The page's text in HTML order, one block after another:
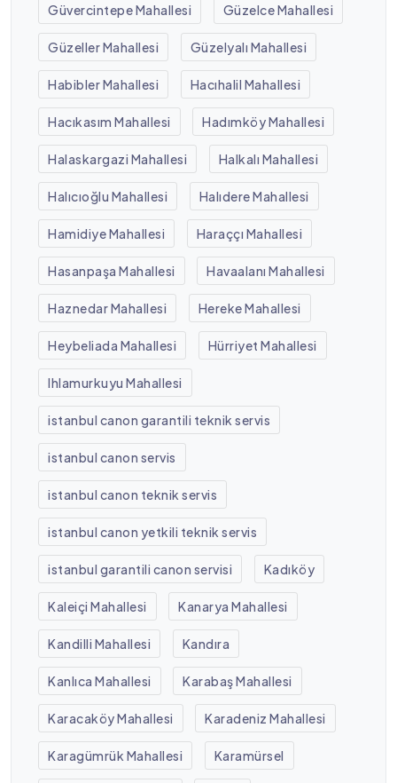
Güvercintepe Mahallesi Güzelce Mahallesi
Güzeller Mahallesi Güzelyalı Mahallesi
Habibler Mahallesi Hacıhalil Mahallesi
Hacıkasım Mahallesi Hadımköy Mahallesi
Halaskargazi Mahallesi Halkalı Mahallesi
Halıcıoğlu Mahallesi Halıdere Mahallesi
Hamidiye Mahallesi Haraççı Mahallesi
Hasanpaşa Mahallesi Havaalanı Mahallesi
Haznedar Mahallesi Hereke Mahallesi
Heybeliada Mahallesi Hürriyet Mahallesi
Ihlamurkuyu Mahallesi
istanbul canon garantili teknik servis
istanbul canon servis
istanbul canon teknik servis
istanbul canon yetkili teknik servis
istanbul garantili canon servisi Kadıköy
Kaleiçi Mahallesi Kanarya Mahallesi
Kandilli Mahallesi Kandıra
Kanlıca Mahallesi Karabaş Mahallesi
Karacaköy Mahallesi Karadeniz Mahallesi
Karagümrük Mahallesi Karamürsel